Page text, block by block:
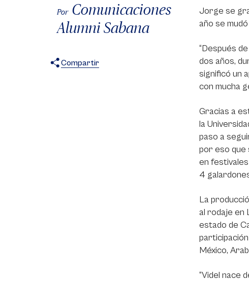
Por Comunicaciones
Alumni Sabana
Compartir
Jorge se
año se
“Después
dos años,
significó un
con mucha
Gracias a
la
paso a
por eso que
en
4
La
al rodaje en
estado de
México,
“Videl nace